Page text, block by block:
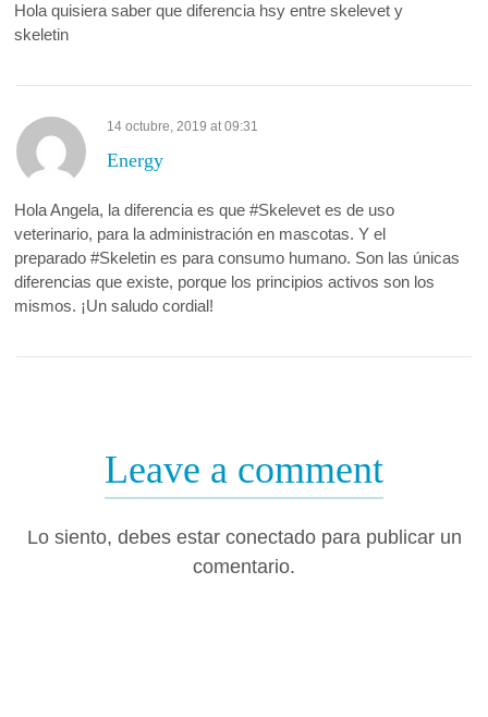
Hola quisiera saber que diferencia hsy entre skelevet y
skeletin
14 octubre, 2019 at09:31
Energy
Hola Angela, la diferencia es que #Skelevet es de uso
veterinario, para la administración en mascotas. Y el
preparado #Skeletin es para consumo humano. Son las únicas
diferencias que existe, porque los principios activos son los
mismos. ¡Un saludo cordial!
Leave a comment
Lo siento, debes estar conectadopara publicar un
comentario.